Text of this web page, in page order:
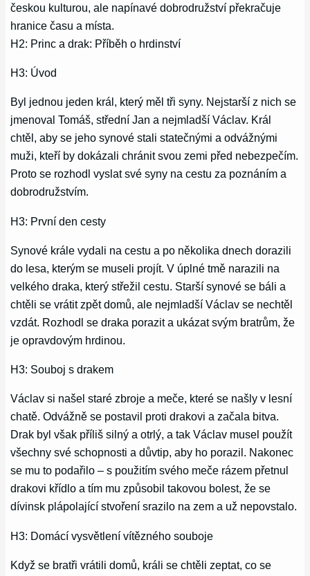
českou kulturou, ale napínavé dobrodružství překračuje
hranice času a místa.
H2: Princ a drak: Příběh o hrdinství
H3: Úvod
Byl jednou jeden král, který měl tři syny. Nejstarší z nich se
jmenoval Tomáš, střední Jan a nejmladší Václav. Král
chtěl, aby se jeho synové stali statečnými a odvážnými
muži, kteří by dokázali chránit svou zemi před nebezpečím.
Proto se rozhodl vyslat své syny na cestu za poznáním a
dobrodružstvím.
H3: První den cesty
Synové krále vydali na cestu a po několika dnech dorazili
do lesa, kterým se museli projít. V úplné tmě narazili na
velkého draka, který střežil cestu. Starší synové se báli a
chtěli se vrátit zpět domů, ale nejmladší Václav se nechtěl
vzdát. Rozhodl se draka porazit a ukázat svým bratrům, že
je opravdovým hrdinou.
H3: Souboj s drakem
Václav si našel staré zbroje a meče, které se našly v lesní
chatě. Odvážně se postavil proti drakovi a začala bitva.
Drak byl však příliš silný a otrlý, a tak Václav musel použít
všechny své schopnosti a důvtip, aby ho porazil. Nakonec
se mu to podařilo – s použitím svého meče rázem přetnul
drakovi křídlo a tím mu způsobil takovou bolest, že se
dívinsk plápolající stvoření srazilo na zem a už nepovstalo.
H3: Domácí vysvětlení vítězného souboje
Když se bratři vrátili domů, králi se chtěli zeptat, co se